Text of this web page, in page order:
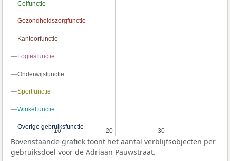
10
10 20
20 30
30
Celfunctie
Celfunctie
Gezondheidszorgfunctie
Gezondheidszorgfunctie
Kantoorfunctie
Kantoorfunctie
Logiesfunctie
Logiesfunctie
Onderwijsfunctie
Onderwijsfunctie
Sportfunctie
Sportfunctie
Winkelfunctie
Winkelfunctie
Overige gebruiksfunctie
Overige gebruiksfunctie
Bovenstaande grafiek toont het aantal verblijfsobjecten per
gebruiksdoel voor de Adriaan Pauwstraat.